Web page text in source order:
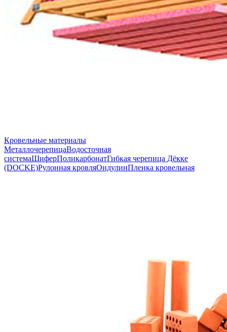
Кровельные материалы
МеталлочерепицаВодосточная
системаШиферПоликарбонатГибкая черепица Дёкке
(DOCKE)Рулонная кровляОндулинПленка кровельная